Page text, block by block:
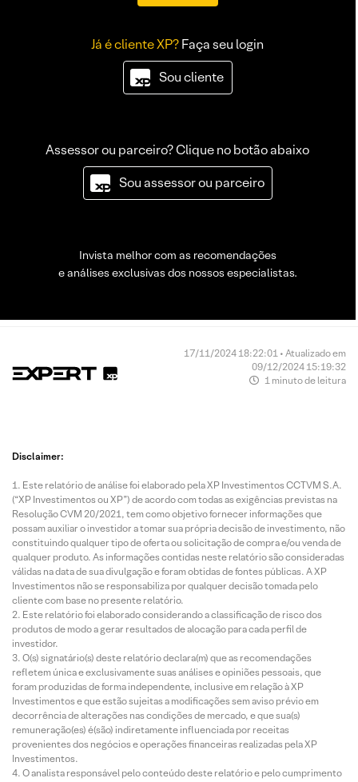
Já é cliente XP?Faça seu login
Sou cliente
Assessor ou parceiro? Clique no botão abaixo
Sou assessor ou parceiro
Invista melhor com as recomendações
e análises exclusivas dos nossos especialistas.
17/11/2024 18:22:01 • Atualizado em
09/12/2024 15:19:32
1 minuto de leitura
Disclaimer:
Este relatório de análise foi elaborado pela XP Investimentos CCTVM S.A.
(“XP Investimentos ou XP”) de acordo com todas as exigências previstas na
Resolução CVM 20/2021, tem como objetivo fornecer informações que
possam auxiliar o investidor a tomar sua própria decisão de investimento, não
constituindo qualquer tipo de oferta ou solicitação de compra e/ou venda de
qualquer produto. As informações contidas neste relatório são consideradas
válidas na data de sua divulgação e foram obtidas de fontes públicas. A XP
Investimentos não se responsabiliza por qualquer decisão tomada pelo
cliente com base no presente relatório.
Este relatório foi elaborado considerando a classificação de risco dos
produtos de modo a gerar resultados de alocação para cada perfil de
investidor.
O(s) signatário(s) deste relatório declara(m) que as recomendações
refletem única e exclusivamente suas análises e opiniões pessoais, que
foram produzidas de forma independente, inclusive em relação à XP
Investimentos e que estão sujeitas a modificações sem aviso prévio em
decorrência de alterações nas condições de mercado, e que sua(s)
remuneração(es) é(são) indiretamente influenciada por receitas
provenientes dos negócios e operações financeiras realizadas pela XP
Investimentos.
O analista responsável pelo conteúdo deste relatório e pelo cumprimento